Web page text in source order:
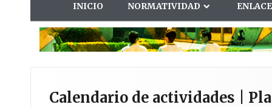
INICIO NORMATIVIDAD
Calendario de actividades |